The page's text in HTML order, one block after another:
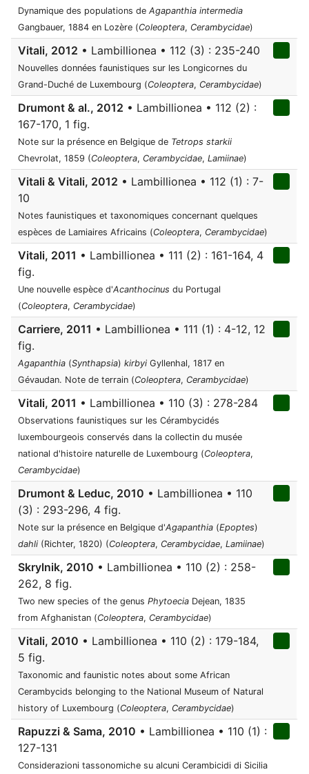
Dynamique des populations de Agapanthia intermedia
Gangbauer, 1884 en Lozère (Coleoptera, Cerambycidae)
Vitali, 2012 • Lambillionea • 112 (3) : 235-240
Nouvelles données faunistiques sur les Longicornes du
Grand-Duché de Luxembourg (Coleoptera, Cerambycidae)
Drumont & al., 2012 • Lambillionea • 112 (2) :
167-170, 1 fig.
Note sur la présence en Belgique de Tetrops starkii
Chevrolat, 1859 (Coleoptera, Cerambycidae, Lamiinae)
Vitali & Vitali, 2012 • Lambillionea • 112 (1) : 7-
10
Notes faunistiques et taxonomiques concernant quelques
espèces de Lamiaires Africains (Coleoptera, Cerambycidae)
Vitali, 2011 • Lambillionea • 111 (2) : 161-164, 4
fig.
Une nouvelle espèce d'Acanthocinus du Portugal
(Coleoptera, Cerambycidae)
Carriere, 2011 • Lambillionea • 111 (1) : 4-12, 12
fig.
Agapanthia (Synthapsia) kirbyi Gyllenhal, 1817 en
Gévaudan. Note de terrain (Coleoptera, Cerambycidae)
Vitali, 2011 • Lambillionea • 110 (3) : 278-284
Observations faunistiques sur les Cérambycidés
luxembourgeois conservés dans la collectin du musée
national d'histoire naturelle de Luxembourg (Coleoptera,
Cerambycidae)
Drumont & Leduc, 2010 • Lambillionea • 110
(3) : 293-296, 4 fig.
Note sur la présence en Belgique d'Agapanthia (Epoptes)
dahli (Richter, 1820) (Coleoptera, Cerambycidae, Lamiinae)
Skrylnik, 2010 • Lambillionea • 110 (2) : 258-
262, 8 fig.
Two new species of the genus Phytoecia Dejean, 1835
from Afghanistan (Coleoptera, Cerambycidae)
Vitali, 2010 • Lambillionea • 110 (2) : 179-184,
5 fig.
Taxonomic and faunistic notes about some African
Cerambycids belonging to the National Museum of Natural
history of Luxembourg (Coleoptera, Cerambycidae)
Rapuzzi & Sama, 2010 • Lambillionea • 110 (1) :
127-131
Considerazioni tassonomiche su alcuni Cerambicidi di Sicilia